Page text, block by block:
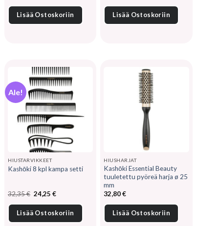
Lisää Ostoskoriin Lisää Ostoskoriin
Ale!
HIUSTARVIKKEET
Kashōki 8 kpl kampa setti
32,35€ Alkuperäinen
hinta
oli:
32,35 €.
24,25€Nykyinen
on:
24,25 €.
Lisää Ostoskoriin
HIUSHARJAT
Kashōki Essential Beauty
tuuletettu pyöreä harja ø 25
mm
32,80€
Lisää Ostoskoriin